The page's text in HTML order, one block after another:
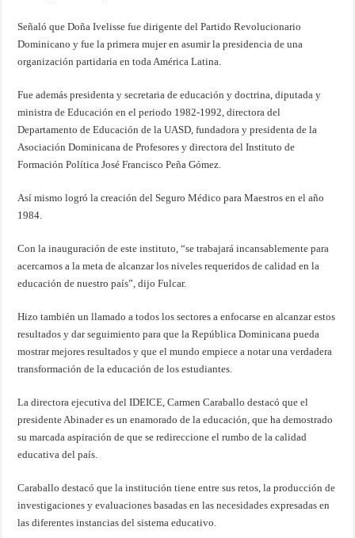
Señaló que Doña Ivelisse fue dirigente del Partido Revolucionario
Dominicano y fue la primera mujer en asumir la presidencia de una
organización partidaria en toda América Latina.
Fue además presidenta y secretaria de educación y doctrina, diputada y
ministra de Educación en el periodo 1982-1992, directora del
Departamento de Educación de la UASD, fundadora y presidenta de la
Asociación Dominicana de Profesores y directora del Instituto de
Formación Política José Francisco Peña Gómez.
Así mismo logró la creación del Seguro Médico para Maestros en el año
1984.
Con la inauguración de este instituto, “se trabajará incansablemente para
acercarnos a la meta de alcanzar los niveles requeridos de calidad en la
educación de nuestro país”, dijo Fulcar.
Hizo también un llamado a todos los sectores a enfocarse en alcanzar estos
resultados y dar seguimiento para que la República Dominicana pueda
mostrar mejores resultados y que el mundo empiece a notar una verdadera
transformación de la educación de los estudiantes.
La directora ejecutiva del IDEICE, Carmen Caraballo destacó que el
presidente Abinader es un enamorado de la educación, que ha demostrado
su marcada aspiración de que se redireccione el rumbo de la calidad
educativa del país.
Caraballo destacó que la institución tiene entre sus retos, la producción de
investigaciones y evaluaciones basadas en las necesidades expresadas en
las diferentes instancias del sistema educativo.